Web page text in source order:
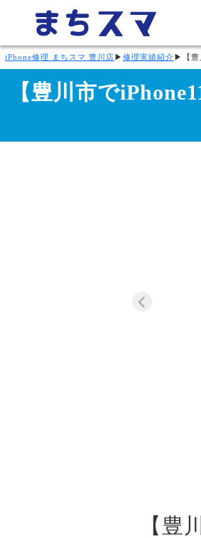
iPhone修理 まちスマ 豊川店 ▶ 修理実績紹介 ▶ 【
【豊川市で
【豊